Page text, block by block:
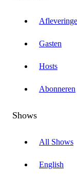
Gasten
Hosts
Abonneren
Shows
All Shows
English